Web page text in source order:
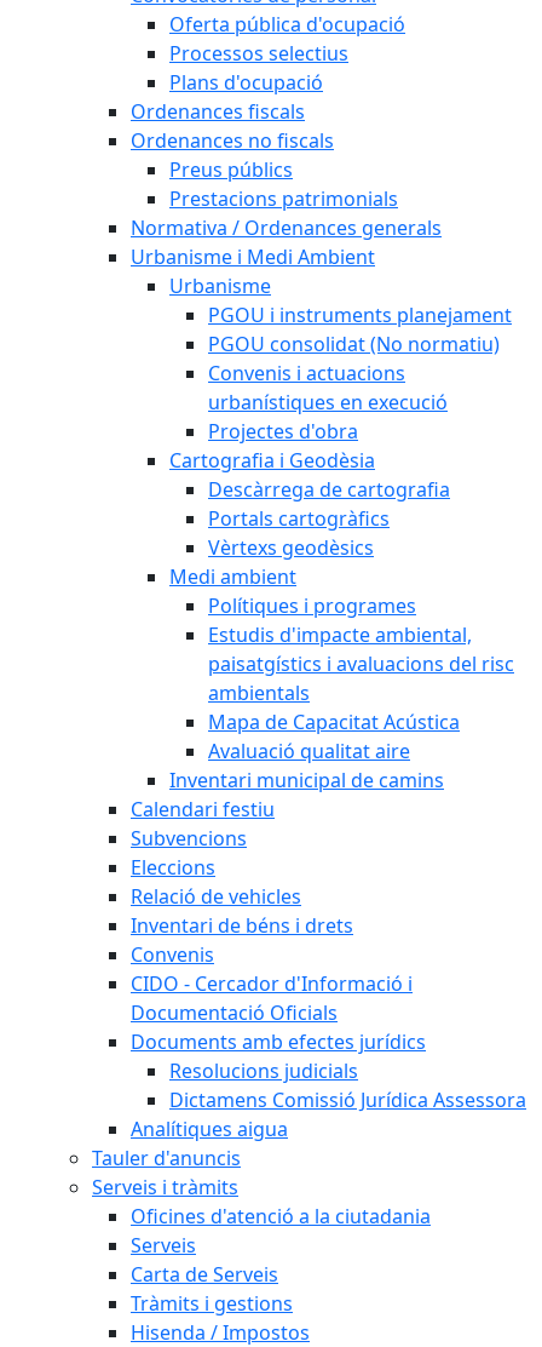
Oferta pública d'ocupació
Processos selectius
Plans d'ocupació
Ordenances fiscals
Ordenances no fiscals
Preus públics
Prestacions patrimonials
Normativa / Ordenances generals
Urbanisme i Medi Ambient
Urbanisme
PGOU i instruments planejament
PGOU consolidat (No normatiu)
Convenis i actuacions
urbanístiques en execució
Projectes d'obra
Cartografia i Geodèsia
Descàrrega de cartografia
Portals cartogràfics
Vèrtexs geodèsics
Medi ambient
Polítiques i programes
Estudis d'impacte ambiental,
paisatgístics i avaluacions del risc
ambientals
Mapa de Capacitat Acústica
Avaluació qualitat aire
Inventari municipal de camins
Calendari festiu
Subvencions
Eleccions
Relació de vehicles
Inventari de béns i drets
Convenis
CIDO - Cercador d'Informació i
Documentació Oficials
Documents amb efectes jurídics
Resolucions judicials
Dictamens Comissió Jurídica Assessora
Analítiques aigua
Tauler d'anuncis
Serveis i tràmits
Oficines d'atenció a la ciutadania
Serveis
Carta de Serveis
Tràmits i gestions
Hisenda / Impostos